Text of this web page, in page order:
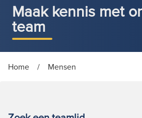
Maak kennis met
team
Home / Mensen